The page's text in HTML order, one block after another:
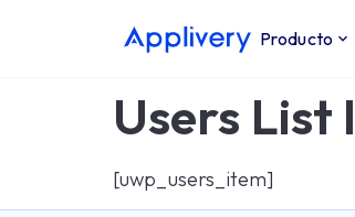
Producto
Users List
[uwp_users_item]